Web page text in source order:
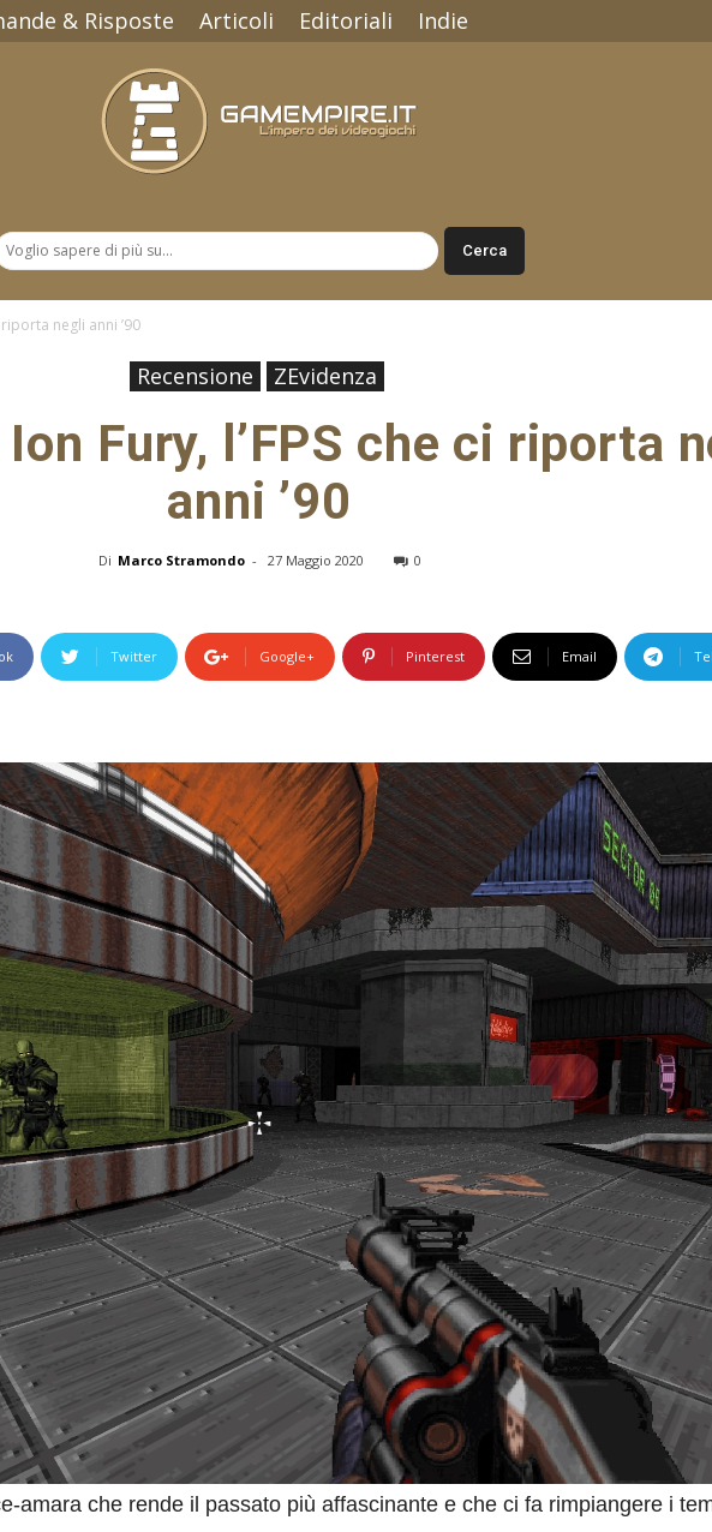
& Risposte Articoli Editoriali Indie
riporta negli anni ’90
Recensione ZEvidenza
Fury, l’FPS che ci riporta
anni ’90
Di Marco Stramondo - 27 Maggio 2020 0
Twitter Google+ Pinterest Email
amara che rende il passato più affascinante e che ci fa rimpiangere i